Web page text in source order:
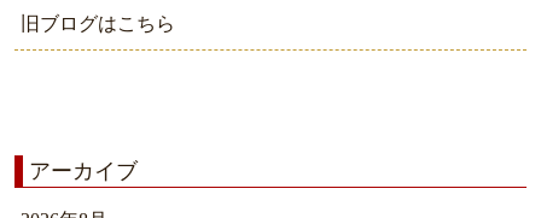
旧ブログはこちら
アーカイブ